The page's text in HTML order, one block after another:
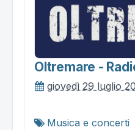
Oltremare -
giovedì 29 luglio
Musica e concerti